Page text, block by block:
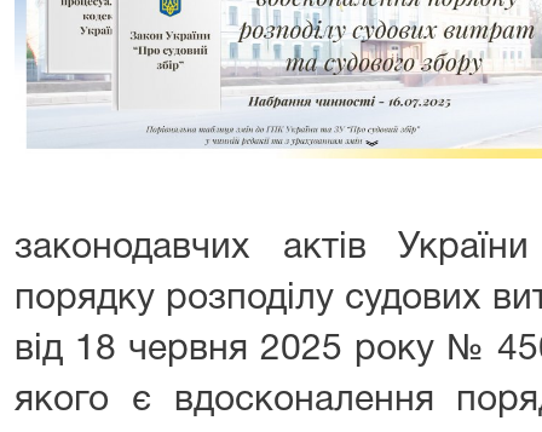
законодавчих актів
порядку розподілу судових
від 18 червня 2025 року №
якого є вдосконалення